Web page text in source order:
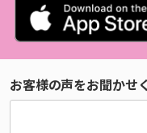
お客様の声をお聞かせ